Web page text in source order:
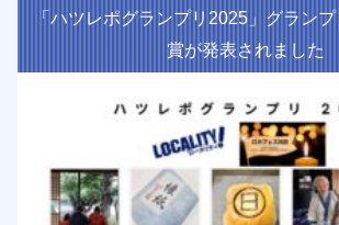
「ハツレポグランプリ2025」グラン
賞が発表されました